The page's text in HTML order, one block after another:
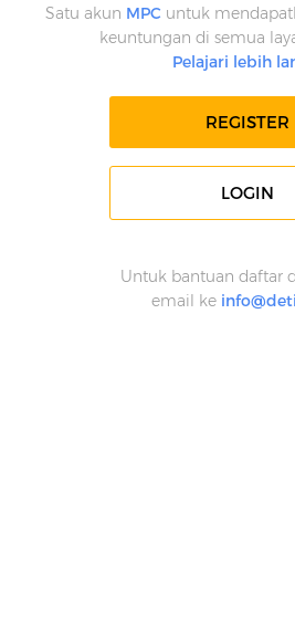
Satu akun MPC untuk
keuntungan di semua
Pelajari lebih
REGISTER
LOGIN
Untuk bantuan daftar
email ke